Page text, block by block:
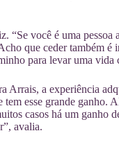
“Se você é uma pessoa
que ceder também é
para levar uma vida
Arrais, a experiência
esse grande ganho.
casos há um ganho
avalia.